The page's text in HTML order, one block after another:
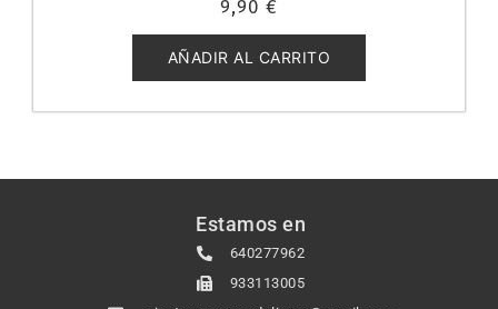
con
de
5
9,90 €
AÑADIR AL CARRITO
Estamos en
640277962
933113005